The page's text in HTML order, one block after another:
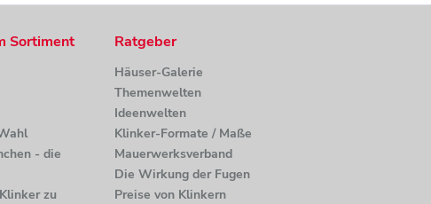
Sortiment
- die
zu
Ratgeber
Häuser-Galerie
Themenwelten
Ideenwelten
Klinker-Formate / Maße
Mauerwerksverband
Die Wirkung der Fugen
Preise von Klinkern